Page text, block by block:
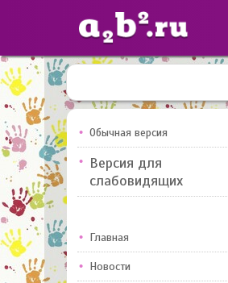
Сайты
педагогов
Добавлено — 10947
Обычная версия
Версия для
слабовидящих
Главная
Новости